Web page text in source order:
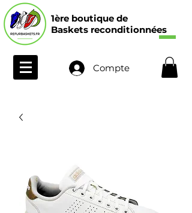
1ère boutique de
Baskets reconditionnées
Compte